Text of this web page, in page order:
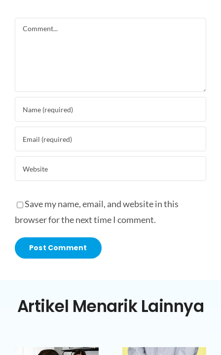
Comment
Save my name, email, and website in this
browser for the next time I comment.
Artikel Menarik Lainnya